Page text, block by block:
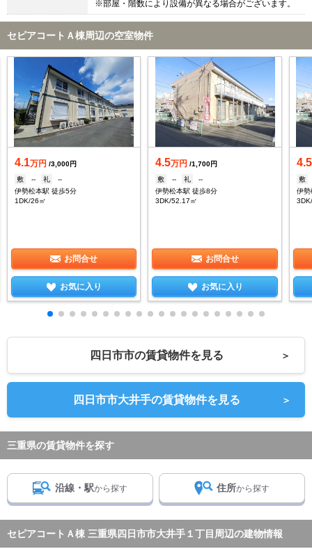
※部屋・階数により設備が異なる場合がございます。
セピアコートＡ棟周辺の空室物件
4.1万円 /3,000円
敷
-- 礼
--
伊勢松本駅 徒歩5分
1DK/26㎡
お問合せ
お気に入り
4.5万円 /1,700円
敷
-- 礼
--
伊勢松本駅 徒歩8分
3DK/52.17㎡
お問合せ
お気に入り
4.5
敷
伊勢
四日市市の賃貸物件を見る ＞
四日市市大井手の賃貸物件を見る ＞
三重県の賃貸物件を探す
沿線・駅から探す 住所から探す
セピアコートＡ棟 三重県四日市市大井手１丁目周辺の建物情報